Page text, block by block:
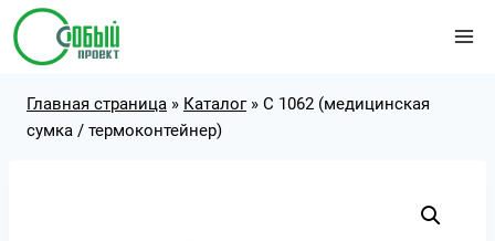
Перейти
содержимому
Главная страница » Каталог» С 1062 (медицинская
сумка / термоконтейнер)